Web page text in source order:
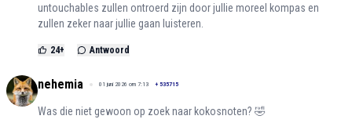
untouchables zullen ontroerd zijn door jullie moreel kompas en
zullen zeker naar jullie gaan luisteren.
24+ Antwoord
nehemia 01 juni 2026 om 7:13 + 535715
Was die niet gewoon op zoek naar kokosnoten? 🤣